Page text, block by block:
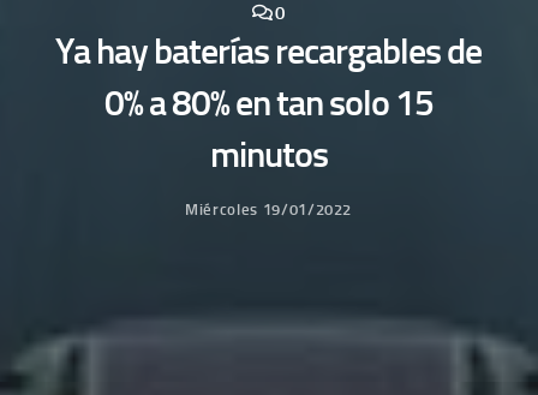
0
Ya hay baterías recargables de
0% a 80% en tan solo 15
minutos
Miércoles 19/01/2022